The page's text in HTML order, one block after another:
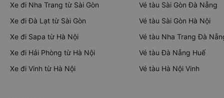
Xe đi Nha Trang từ Sài Gòn
Xe đi Đà Lạt từ Sài Gòn
Xe đi Sapa từ Hà Nội
Xe đi Hải Phòng từ Hà Nội
Xe đi Vinh từ Hà Nội
Vé tàu Sài Gòn Đà Nẵng
Vé tàu Sài Gòn Hà Nội
Vé tàu Nha Trang Đà
Vé tàu Đà Nẵng Huế
Vé tàu Hà Nội Vinh